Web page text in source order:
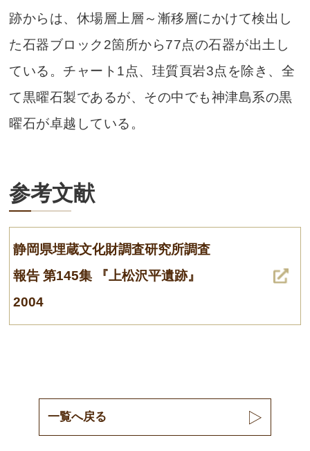
跡からは、休場層上層～漸移層にかけて検出し
た石器ブロック2箇所から77点の石器が出土し
ている。チャート1点、珪質頁岩3点を除き、全
て黒曜石製であるが、その中でも神津島系の黒
曜石が卓越している。
参考文献
静岡県埋蔵文化財調査研究所調査
報告 第145集 『上松沢平遺跡』
2004
一覧へ戻る